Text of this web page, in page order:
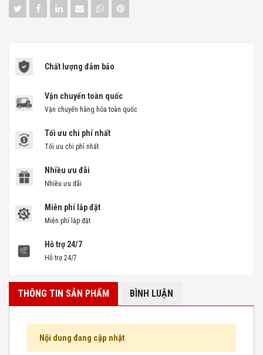
Chất lượng đảm bảo
Vận chuyển toàn quốc
Vận chuyển hàng hóa toàn quốc
Tối ưu chi phí nhất
Tối ưu chi phí nhất
Nhiều ưu đãi
Nhiều ưu đãi
Miễn phí lắp đặt
Miễn phí lắp đặt
Hỗ trợ 24/7
Hỗ trợ 24/7
THÔNG TIN SẢN PHẨM BÌNH LUẬN
Nội dung đang cập nhật